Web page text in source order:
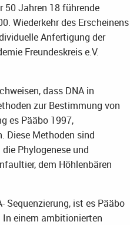
50 Jahren 18 führende
Wiederkehr des Erscheinens
Anfertigung der
Freundeskreis e.V.
dass DNA in
zur Bestimmung von
es Pääbo 1997,
Diese Methoden sind
Phylogenese und
dem Höhlenbären
Sequenzierung, ist es Pääbo
In einem ambitionierten